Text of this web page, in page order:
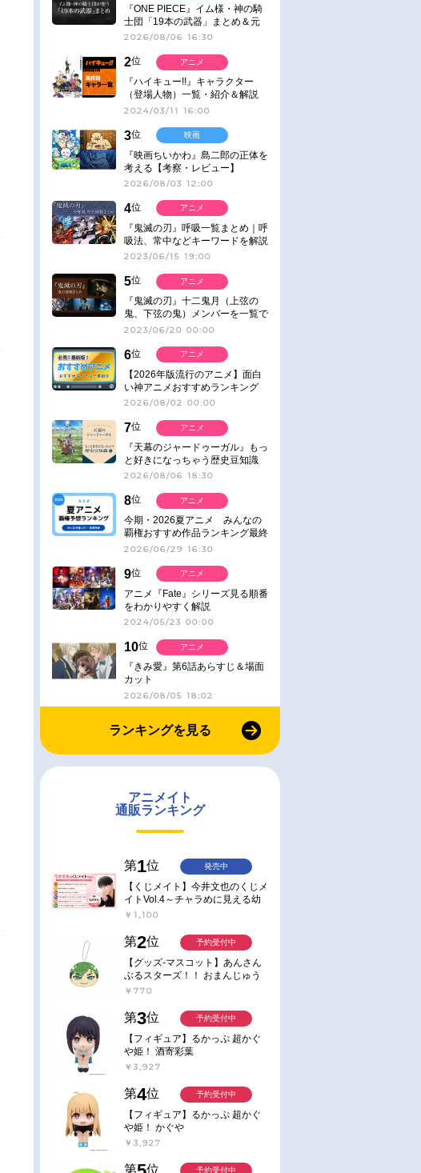
『ONE PIECE』イム様・神の騎
士団「19本の武器」まとめ＆元
ネタ
2026/08/06 16:30
2位
『ハイキュー!!』キャラクター
（登場人物）一覧・紹介＆解説
2024/03/11 16:00
アニメ
3位
『映画ちいかわ』島二郎の正体を
考える【考察・レビュー】
2026/08/03 12:00
映画
4位
『鬼滅の刃』呼吸一覧まとめ｜呼
吸法、常中などキーワードを解説
2023/06/15 19:00
アニメ
5位
『鬼滅の刃』十二鬼月（上弦の
鬼、下弦の鬼）メンバーを一覧で
紹介＆解説（登場鬼の情報まと
2023/06/20 00:00
アニメ
6位
【2026年版流行のアニメ】面白
い神アニメおすすめランキング
【名作・話題作】｜ジャンル別人
2026/08/02 00:00
アニメ
7位
『天幕のジャードゥーガル』もっ
と好きになっちゃう歴史豆知識
2026/08/06 18:30
アニメ
8位
今期・2026夏アニメ みんなの
覇権おすすめ作品ランキング最終
結果発表！
2026/06/29 16:30
アニメ
9位
アニメ『Fate』シリーズ見る順番
をわかりやすく解説
2024/05/23 00:00
アニメ
10位
『きみ愛』第6話あらすじ＆場面
カット
2026/08/05 18:02
アニメ
ランキングを見る
アニメイト
通販ランキング
第1位
【くじメイト】今井文也のくじメ
イトVol.4～チャラめに見える幼
馴染、実は一途で独占欲が強いん
￥1,100
発売中
第2位
【グッズ-マスコット】あんさん
ぶるスターズ！！ おまんじゅう
にぎにぎマスコット ねくすと2
￥770
予約受付中
第3位
【フィギュア】るかっぷ 超かぐ
や姫！ 酒寄彩葉
￥3,927
予約受付中
第4位
【フィギュア】るかっぷ 超かぐ
や姫！ かぐや
￥3,927
予約受付中
第 位 予約受付中